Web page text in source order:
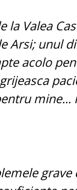
la Valea
Arsi; unul
acolo
mine...
grave